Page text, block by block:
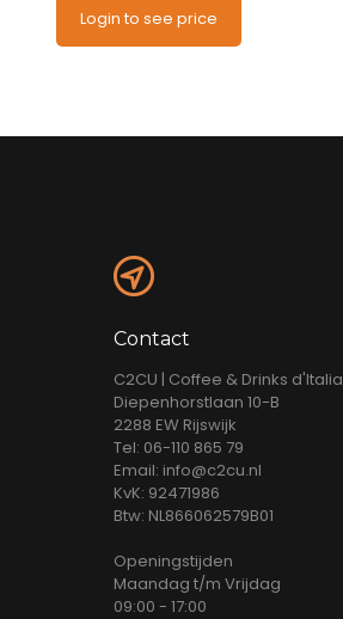
Login to see price
Contact
C2CU | Coffee & Drinks d'Italia
Diepenhorstlaan 10-B
2288 EW Rijswijk
Tel: 06-110 865 79
Email: info@c2cu.nl
KvK: 92471986
Btw: NL866062579B01
Openingstijden
Maandag t/m Vrijdag
09:00 - 17:00